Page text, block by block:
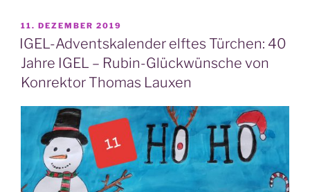
ka­
len­
der
14.
Tür­
chen:
IGEL
–
VERÖFFENTLICHT
AM
11. DEZEMBER 2019
IGEL-Adventskalender elftes Türchen: 40
Jahre IGEL – Rubin-Glückwünsche von
Konrektor Thomas Lauxen